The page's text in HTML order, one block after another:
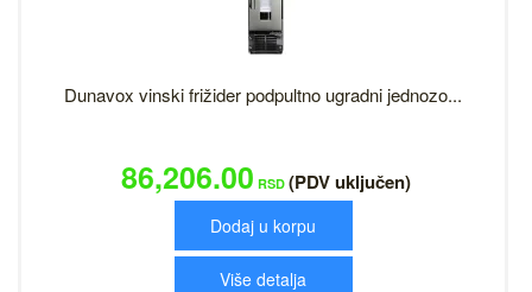
Dunavox vinski frižider podpultno ugradni jednozo...
86,206.00 RSD (PDV uključen)
Dodaj u korpu
Više detalja